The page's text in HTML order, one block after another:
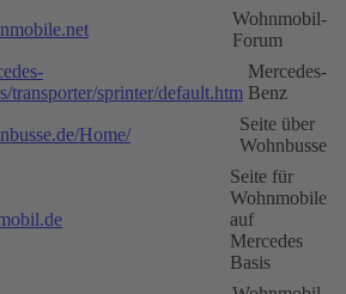
Wohnmobil-
Forum
transporter/sprinter/default.htm
Mercedes-
Benz
Home/
Seite über
Wohnbusse
Seite für
Wohnmobile
auf
Mercedes
Basis